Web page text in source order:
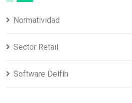
Normatividad
Sector Retail
Software Delfín